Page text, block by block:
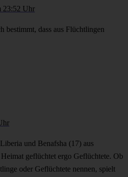
23:52 Uhr
bestimmt, dass aus Flüchtlingen
und Benafsha (17) aus
geflüchtet ergo Geflüchtete. Ob
oder Geflüchtete nennen, spielt